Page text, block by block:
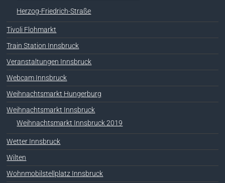
Herzog-Friedrich-Straße
Tivoli Flohmarkt
Train Station Innsbruck
Veranstaltungen Innsbruck
Webcam Innsbruck
Weihnachtsmarkt Hungerburg
Weihnachtsmarkt Innsbruck
Weihnachtsmarkt Innsbruck 2019
Wetter Innsbruck
Wilten
Wohnmobilstellplatz Innsbruck